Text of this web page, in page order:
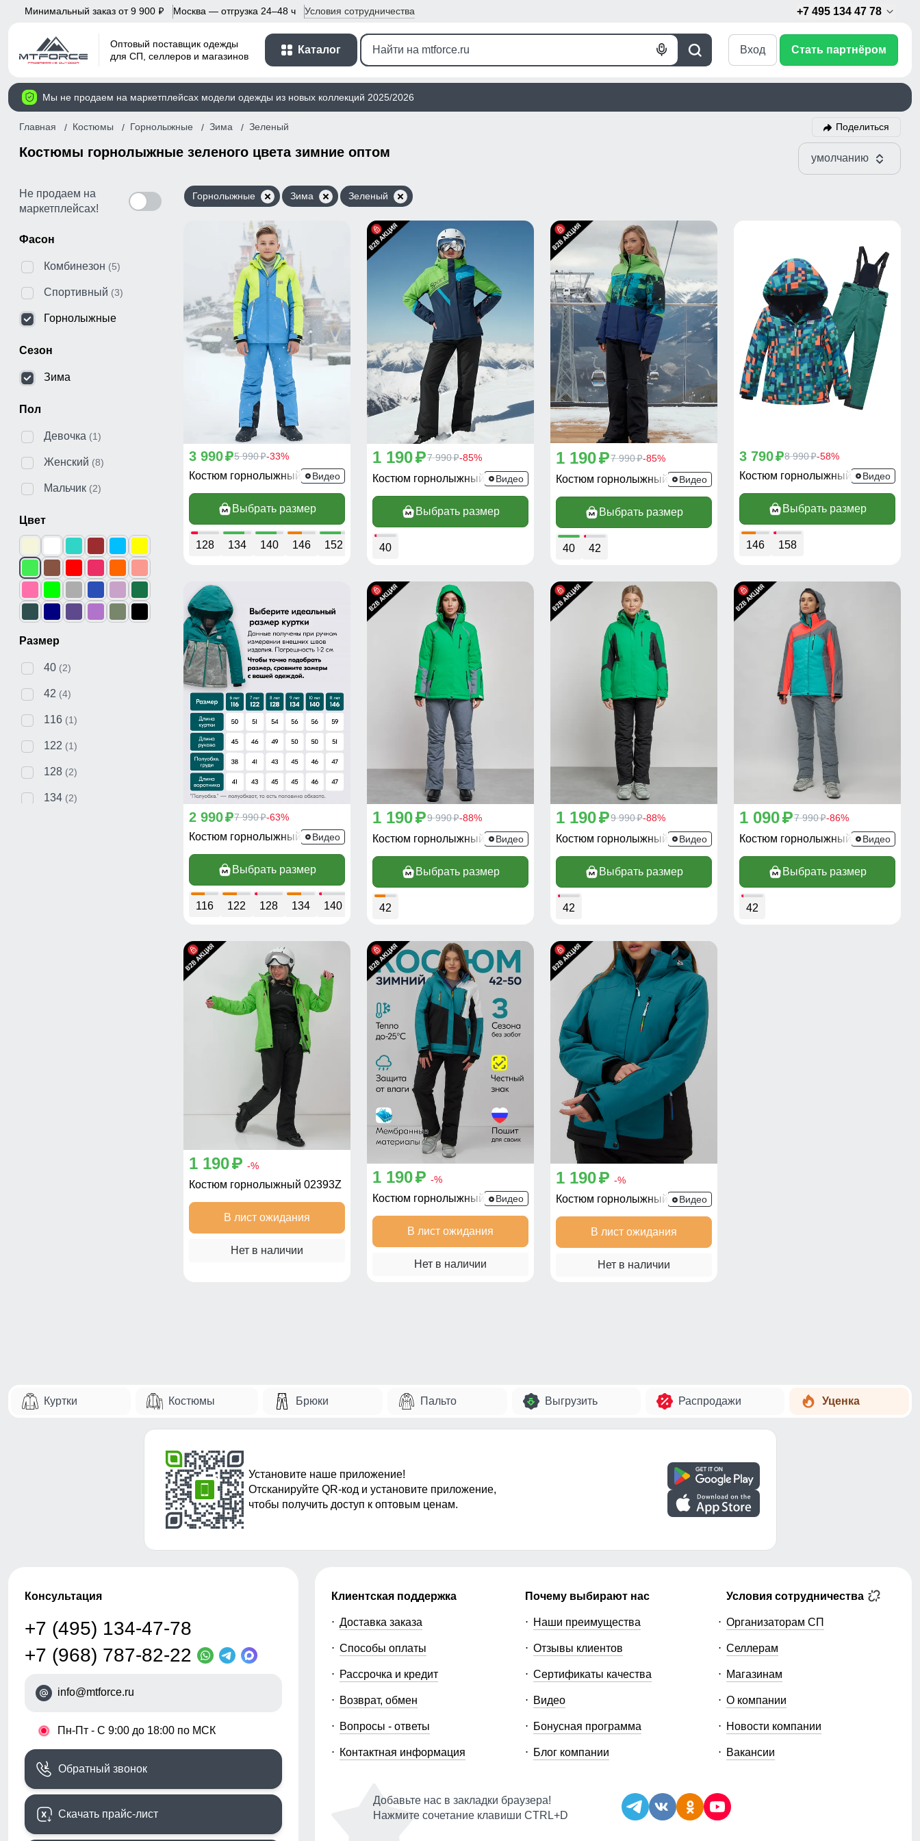
Минимальный заказ от 9 900 p Москва — отгрузка 24–48 ч Условия сотрудничества +7 495 134 47 78
Оптовый поставщик одежды
для СП, селлеров и магазинов
Каталог
Поиск
Голосовой
Вход Стать партнёром
Мы не продаем на маркетплейсах модели одежды из новых коллекций 2025/2026
Главная Костюмы Горнолыжные Зима Зеленый Поделиться
Костюмы горнолыжные зеленого цвета зимние оптом умолчанию
Не продаем на
маркетплейсах!
Фасон
Комбинезон (5)
Спортивный (3)
Горнолыжные
Сезон
Зима
Пол
Девочка (1)
Женский (8)
Мальчик (2)
Цвет
Размер
40 (2)
42 (4)
116 (1)
122 (1)
128 (2)
134 (2)
Горнолыжные Зима Зеленый
3 990p5 990p-33%
Костюм горнолыжный 9317Z
Видео
Выбрать размер
128 134 140 146 152
1 190 p7 990p-85%
Костюм горнолыжный 02392Z
Видео
Выбрать размер
40
1 190 p7 990p-85%
Костюм горнолыжный 0005Z
Видео
Выбрать размер
40 42
3 790p8 990p-58%
Костюм горнолыжный 9435Z
Видео
Выбрать размер
146 158
2 990p7 990p-63%
Костюм горнолыжный 9422Z
Видео
Выбрать размер
116 122 128 134 140
1 190 p9 990p-88%
Костюм горнолыжный 02316Z
Видео
Выбрать размер
42
1 190 p9 990p-88%
Костюм горнолыжный 03105Z
Видео
Выбрать размер
42
1 090 p7 990p-86%
Костюм горнолыжный 02011Z
Видео
Выбрать размер
42
1 190 p -%
Костюм горнолыжный 02393Z
В лист ожидания
Нет в наличии
1 190 p -%
Костюм горнолыжный 07081Z
Видео
В лист ожидания
Нет в наличии
1 190 p -%
Костюм горнолыжный 0027Z
Видео
В лист ожидания
Нет в наличии
Куртки Костюмы Брюки Пальто Выгрузить Распродажи Уценка
Установите наше приложение!
Отсканируйте QR-код и установите приложение,
чтобы получить доступ к оптовым ценам.
Консультация
+7 (495) 134-47-78
+7 (968) 787-82-22
info@mtforce.ru
• Пн-Пт - С 9:00 до 18:00 по МСК
Обратный звонок
Скачать прайс-лист
Клиентская поддержка
Доставка заказа
Способы оплаты
Рассрочка и кредит
Возврат, обмен
Вопросы - ответы
Контактная информация
Почему выбирают нас
Наши преимущества
Отзывы клиентов
Сертификаты качества
Видео
Бонусная программа
Блог компании
Условия сотрудничества
Организаторам СП
Селлерам
Магазинам
О компании
Новости компании
Вакансии
Добавьте нас в закладки браузера!
Нажмите сочетание клавиши CTRL+D